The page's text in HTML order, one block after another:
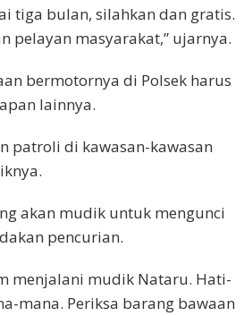
tiga bulan, silahkan dan gratis.
pelayan masyarakat,” ujarnya.
bermotornya di Polsek harus
lainnya.
patroli di kawasan-kawasan
akan mudik untuk mengunci
pencurian.
menjalani mudik Nataru. Hati-
mana. Periksa barang bawaan